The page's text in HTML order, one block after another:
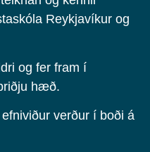
Reykjavíkur og
og fer fram í
hæð.
verður í boði á